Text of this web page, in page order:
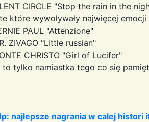
CIRCLE "Stop the rain in the
które wywoływały najwięcej
PAUL "Attenzione"
ZIVAGO "Little russian"
CHRISTO "Girl of Lucifer"
to tylko namiastka tego co się
najlepsze nagrania w calej histori